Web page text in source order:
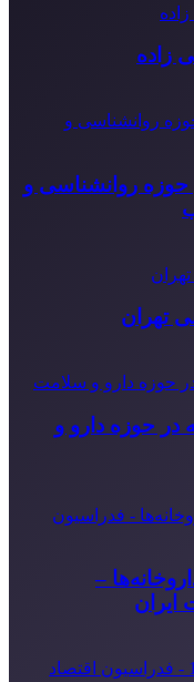
زاده
حوزه روانشناسی و
تهران
در حوزه دارو و
–
ایران